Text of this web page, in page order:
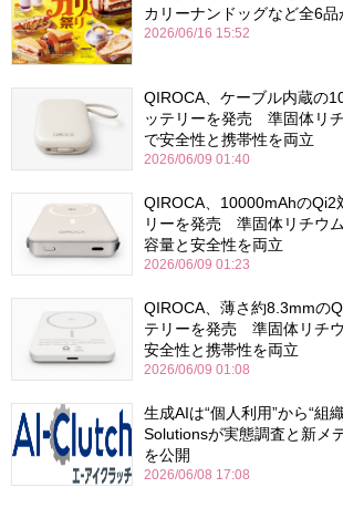
カリーナンドッグなど全6
2026/06/16 15:52
QIROCA、ケーブル内蔵の
ッテリーを発売 準固体リ
で安全性と携帯性を両立
2026/06/09 01:40
QIROCA、10000mAhのQi2
リーを発売 準固体リチウ
容量と安全性を両立
2026/06/09 01:23
QIROCA、薄さ約8.3mmの
テリーを発売 準固体リチ
安全性と携帯性を両立
2026/06/09 01:08
生成AIは“個人利用”から“
Solutionsが実態調査と新メ
を公開
2026/06/08 17:08